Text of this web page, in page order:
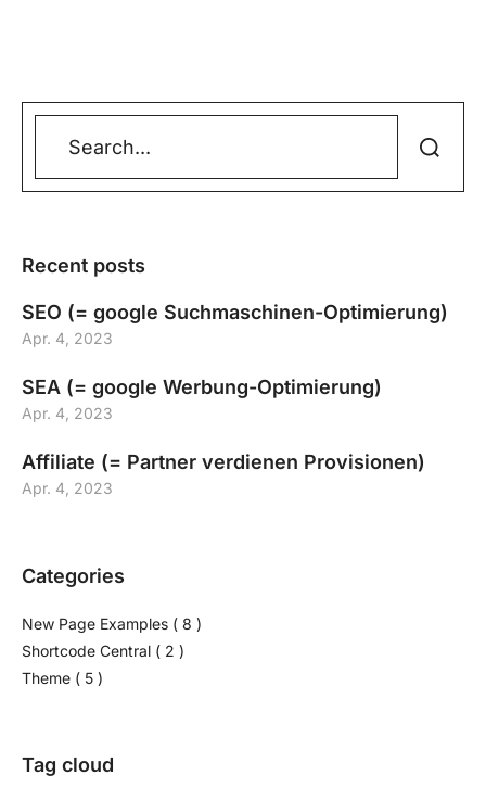
Recent posts
SEO (= google Suchmaschinen-Optimierung)
Apr. 4, 2023
SEA (= google Werbung-Optimierung)
Apr. 4, 2023
Affiliate (= Partner verdienen Provisionen)
Apr. 4, 2023
Categories
New Page Examples ( 8 )
Shortcode Central ( 2 )
Theme ( 5 )
Tag cloud